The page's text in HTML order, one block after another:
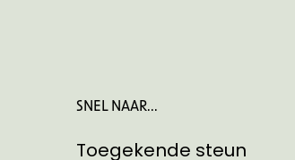
SNEL NAAR...
Toegekende steun